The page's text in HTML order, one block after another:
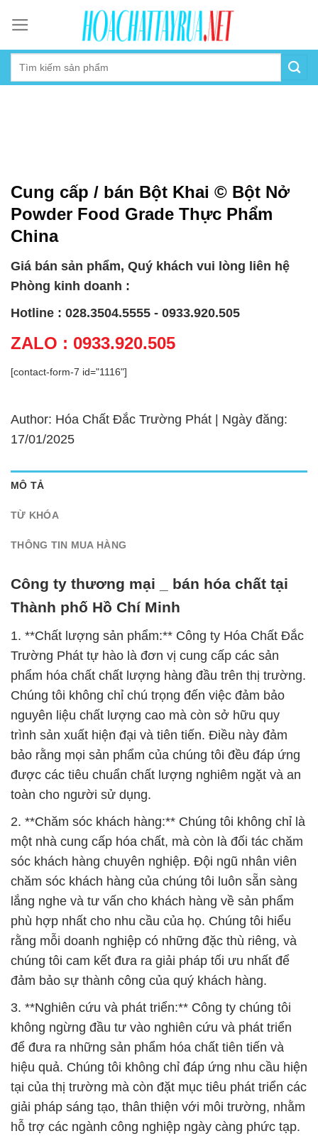
content
Cung cấp / bán Bột Khai © Bột Nở
Powder Food Grade Thực Phẩm
China
Giá bán sản phẩm, Quý khách vui lòng liên hệ
Phòng kinh doanh :
Hotline : 028.3504.5555 - 0933.920.505
ZALO : 0933.920.505
[contact-form-7 id="1116"]
Author: Hóa Chất Đắc Trường Phát | Ngày đăng:
17/01/2025
MÔ TẢ
TỪ KHÓA
THÔNG TIN MUA HÀNG
Công ty thương mại _ bán hóa chất tại
Thành phố Hồ Chí Minh
1. **Chất lượng sản phẩm:** Công ty Hóa Chất Đắc
Trường Phát tự hào là đơn vị cung cấp các sản
phẩm hóa chất chất lượng hàng đầu trên thị trường.
Chúng tôi không chỉ chú trọng đến việc đảm bảo
nguyên liệu chất lượng cao mà còn sở hữu quy
trình sản xuất hiện đại và tiên tiến. Điều này đảm
bảo rằng mọi sản phẩm của chúng tôi đều đáp ứng
được các tiêu chuẩn chất lượng nghiêm ngặt và an
toàn cho người sử dụng.
2. **Chăm sóc khách hàng:** Chúng tôi không chỉ là
một nhà cung cấp hóa chất, mà còn là đối tác chăm
sóc khách hàng chuyên nghiệp. Đội ngũ nhân viên
chăm sóc khách hàng của chúng tôi luôn sẵn sàng
lắng nghe và tư vấn cho khách hàng về sản phẩm
phù hợp nhất cho nhu cầu của họ. Chúng tôi hiểu
rằng mỗi doanh nghiệp có những đặc thù riêng, và
chúng tôi cam kết đưa ra giải pháp tối ưu nhất để
đảm bảo sự thành công của quý khách hàng.
3. **Nghiên cứu và phát triển:** Công ty chúng tôi
không ngừng đầu tư vào nghiên cứu và phát triển
để đưa ra những sản phẩm hóa chất tiên tiến và
hiệu quả. Chúng tôi không chỉ đáp ứng nhu cầu hiện
tại của thị trường mà còn đặt mục tiêu phát triển các
giải pháp sáng tạo, thân thiện với môi trường, nhằm
hỗ trợ các ngành công nghiệp ngày càng phức tạp.